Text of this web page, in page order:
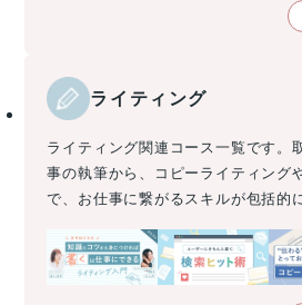
ライティング
ライティング関連コース一覧です。
事の執筆から、コピーライティング
で、お仕事に繋がるスキルが包括的